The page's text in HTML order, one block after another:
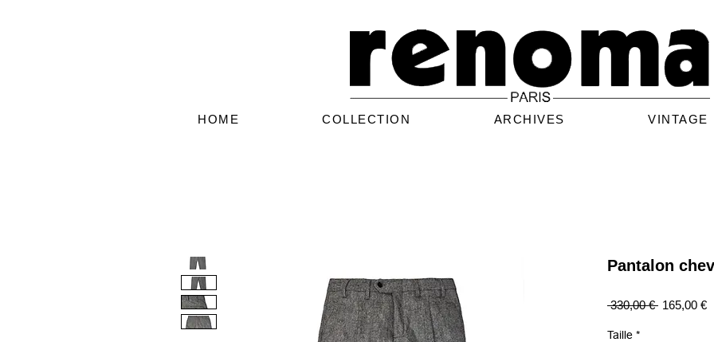
HOME COLLECTION ARCHIVES VINTAGE
Pantalon
330,00 € Prix
165,00 €
Taille *